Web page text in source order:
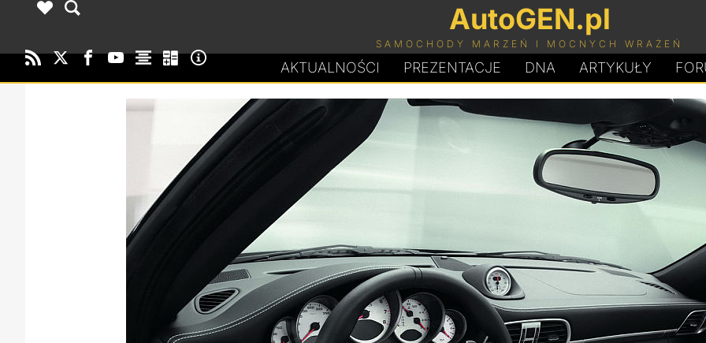
AutoGEN.pl
SAMOCHODY MARZEŃ I MOCNYCH WRAŻEŃ
AKTUALNOŚCI PREZENTACJE DNA ARTYKUŁY